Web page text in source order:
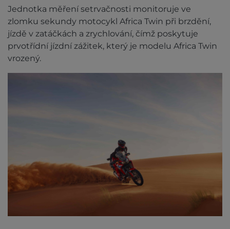
Jednotka měření setrvačnosti monitoruje ve
zlomku sekundy motocykl Africa Twin při brzdění,
jízdě v zatáčkách a zrychlování, čímž poskytuje
prvotřídní jízdní zážitek, který je modelu Africa Twin
vrozený.